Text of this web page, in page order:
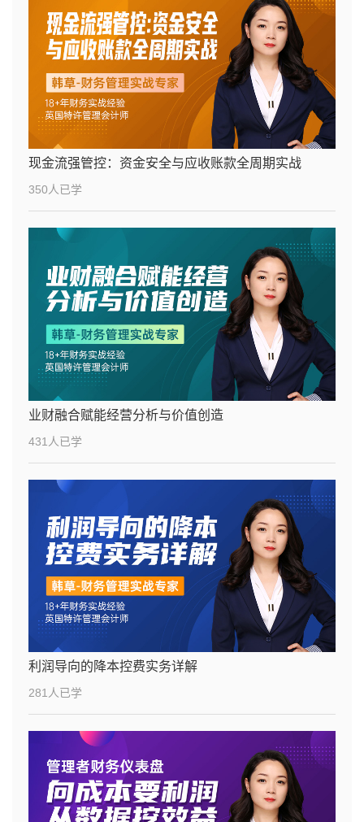
现金流强管控：资金安全与应收账款全周期实战
350人已学
业财融合赋能经营分析与价值创造
431人已学
利润导向的降本控费实务详解
281人已学